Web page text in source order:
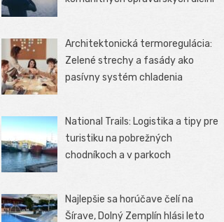
Architektonická termoregulácia:
Zelené strechy a fasády ako
pasívny systém chladenia
National Trails: Logistika a tipy pre
turistiku na pobrežných
chodníkoch a v parkoch
Najlepšie sa horúčave čelí na
Šírave, Dolný Zemplín hlási leto